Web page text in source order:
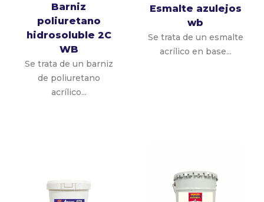
Barniz
poliuretano
hidrosoluble 2C
WB
Se trata de un barniz
de poliuretano
acrílico...
Esmalte azulejos
wb
Se trata de un esmalte
acrílico en base...